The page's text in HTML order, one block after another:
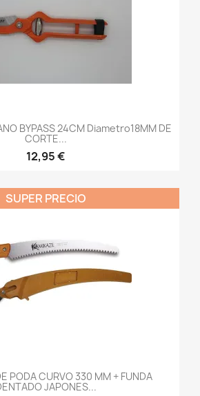
BYPASS 24CM Diametro18MM DE
CORTE...
12,95 €
PODA CURVO 330 MM + FUNDA
JAPONES...
SUPER PRECIO